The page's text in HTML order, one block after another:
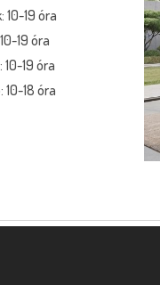
10-19 óra
19 óra
19 óra
10-18 óra